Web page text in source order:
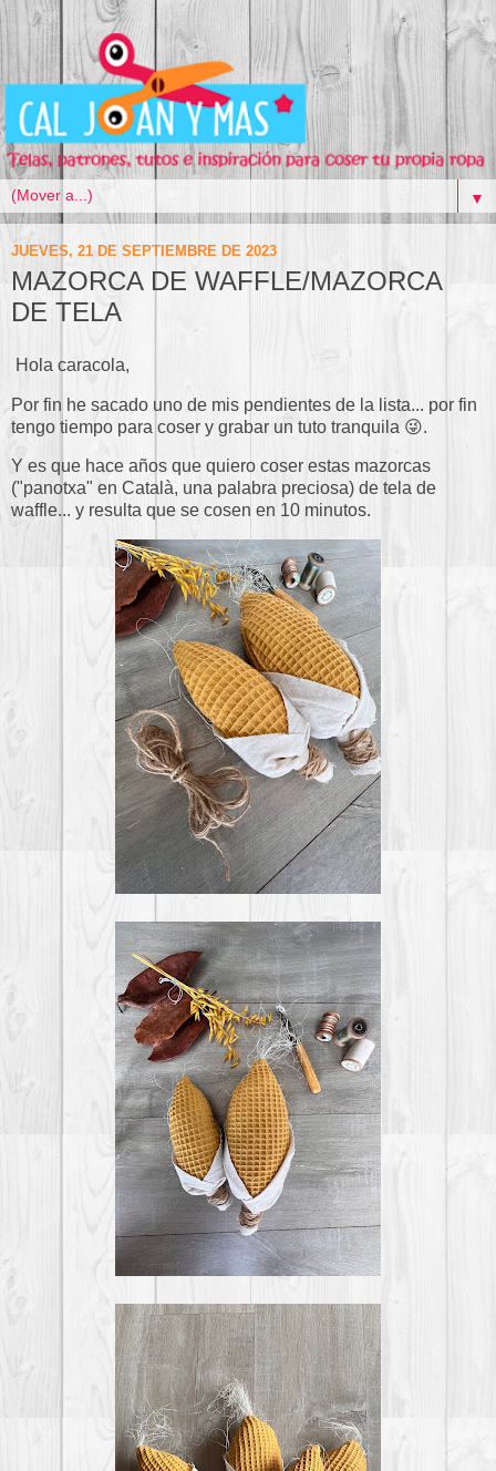
▼
JUEVES, 21 DE SEPTIEMBRE DE 2023
MAZORCA DE WAFFLE/MAZORCA
DE TELA
Hola caracola,
Por fin he sacado uno de mis pendientes de la lista... por fin
tengo tiempo para coser y grabar un tuto tranquila 😜.
Y es que hace años que quiero coser estas mazorcas
("panotxa" en Català, una palabra preciosa) de tela de
waffle... y resulta que se cosen en 10 minutos.